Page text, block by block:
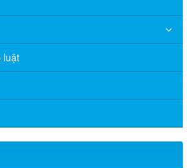
luật
phân phối, nhãn hiệu hàng hóa
trên địa bàn tỉnh năm 2025 (nhắc lần
sản công theo hình thức chỉ định
thực hiện gói thầu: “tổ chức tập